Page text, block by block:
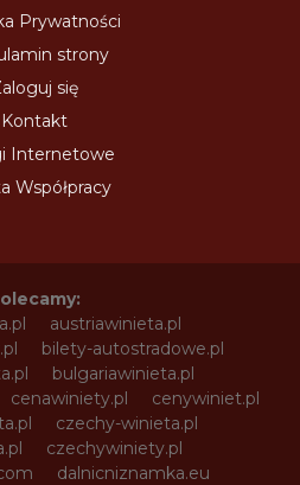
Prywatności
strony
się
Kontakt
Internetowe
Współpracy
austriawinieta.pl
bilety-autostradowe.pl
bulgariawinieta.pl
cenawiniety.pl
cenywiniet.pl
czechy-winieta.pl
czechywiniety.pl
dalnicniznamka.eu